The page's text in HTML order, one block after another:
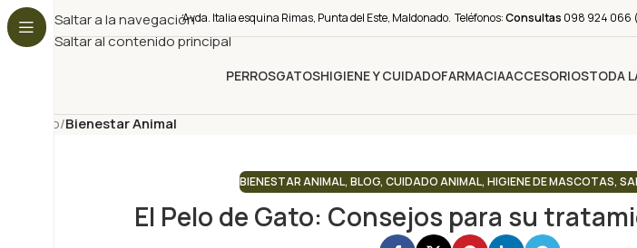
Saltar a la navegación
Saltar al contenido principal
Avda. Italia esquina Rimas, Punta del Este, Maldonado. Teléfonos:Consultas 098 924 066
PERROSGATOSHIGIENE Y CUIDADOFARMACIAACCESORIOSTODA
Inicio/Bienestar Animal
BIENESTAR ANIMAL,BLOG,CUIDADO ANIMAL,HIGIENE DE MASCOTAS,
El Pelo de Gato: Consejos para su